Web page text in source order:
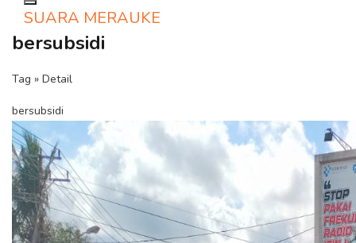
Toggle navigation
SUARA MERAUKE
bersubsidi
Tag » Detail
bersubsidi